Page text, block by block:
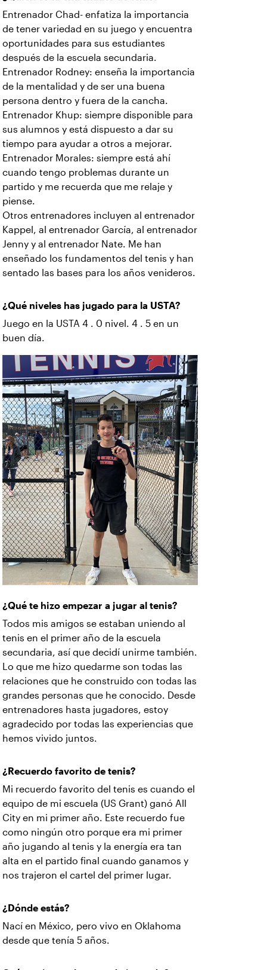
Entrenador Chad- enfatiza la importancia
de tener variedad en su juego y encuentra
oportunidades para sus estudiantes
después de la escuela secundaria.
Entrenador Rodney: enseña la importancia
de la mentalidad y de ser una buena
persona dentro y fuera de la cancha.
Entrenador Khup: siempre disponible para
sus alumnos y está dispuesto a dar su
tiempo para ayudar a otros a mejorar.
Entrenador Morales: siempre está ahí
cuando tengo problemas durante un
partido y me recuerda que me relaje y
piense.
Otros entrenadores incluyen al entrenador
Kappel, al entrenador García, al entrenador
Jenny y al entrenador Nate. Me han
enseñado los fundamentos del tenis y han
sentado las bases para los años venideros.
¿Qué niveles has jugado para la USTA?
Juego en la USTA 4 . 0 nivel. 4 . 5 en un
buen día.
¿Qué te hizo empezar a jugar al tenis?
Todos mis amigos se estaban uniendo al
tenis en el primer año de la escuela
secundaria, así que decidí unirme también.
Lo que me hizo quedarme son todas las
relaciones que he construido con todas las
grandes personas que he conocido. Desde
entrenadores hasta jugadores, estoy
agradecido por todas las experiencias que
hemos vivido juntos.
¿Recuerdo favorito de tenis?
Mi recuerdo favorito del tenis es cuando el
equipo de mi escuela (US Grant) ganó All
City en mi primer año. Este recuerdo fue
como ningún otro porque era mi primer
año jugando al tenis y la energía era tan
alta en el partido final cuando ganamos y
nos trajeron el cartel del primer lugar.
¿Dónde estás?
Nací en México, pero vivo en Oklahoma
desde que tenía 5 años.